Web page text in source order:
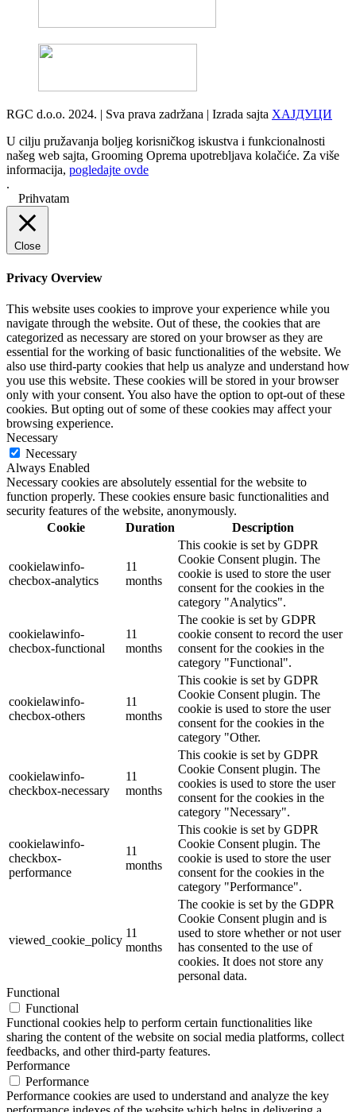
RGC d.o.o. 2024. | Sva prava zadržana | Izrada sajta ХАЈДУЦИ
U cilju pružavanja boljeg korisničkog iskustva i funkcionalnosti
našeg web sajta, Grooming Oprema upotrebljava kolačiće. Za više
informacija, pogledajte ovde
.
Prihvatam
Close
Privacy Overview
This website uses cookies to improve your experience while you
navigate through the website. Out of these, the cookies that are
categorized as necessary are stored on your browser as they are
essential for the working of basic functionalities of the website. We
also use third-party cookies that help us analyze and understand how
you use this website. These cookies will be stored in your browser
only with your consent. You also have the option to opt-out of these
cookies. But opting out of some of these cookies may affect your
browsing experience.
Necessary
Necessary
Always Enabled
Necessary cookies are absolutely essential for the website to
function properly. These cookies ensure basic functionalities and
security features of the website, anonymously.
Cookie
Duration Description
cookielawinfo-
checbox-analytics
11
months
This cookie is set by GDPR
Cookie Consent plugin. The
cookie is used to store the user
consent for the cookies in the
category "Analytics".
cookielawinfo-
checbox-functional
11
months
The cookie is set by GDPR
cookie consent to record the user
consent for the cookies in the
category "Functional".
cookielawinfo-
checbox-others
11
months
This cookie is set by GDPR
Cookie Consent plugin. The
cookie is used to store the user
consent for the cookies in the
category "Other.
cookielawinfo-
checkbox-necessary
11
months
This cookie is set by GDPR
Cookie Consent plugin. The
cookies is used to store the user
consent for the cookies in the
category "Necessary".
cookielawinfo-
checkbox-
performance
11
months
This cookie is set by GDPR
Cookie Consent plugin. The
cookie is used to store the user
consent for the cookies in the
category "Performance".
viewed_cookie_policy
11
months
The cookie is set by the GDPR
Cookie Consent plugin and is
used to store whether or not user
has consented to the use of
cookies. It does not store any
personal data.
Functional
Functional
Functional cookies help to perform certain functionalities like
sharing the content of the website on social media platforms, collect
feedbacks, and other third-party features.
Performance
Performance
Performance cookies are used to understand and analyze the key